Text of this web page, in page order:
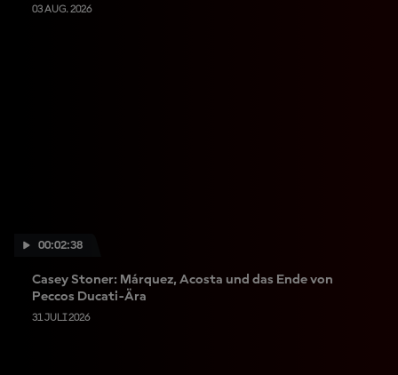
03 AUG. 2026
00:02:38
Casey Stoner: Márquez, Acosta und das Ende von
Peccos Ducati-Ära
31 JULI 2026